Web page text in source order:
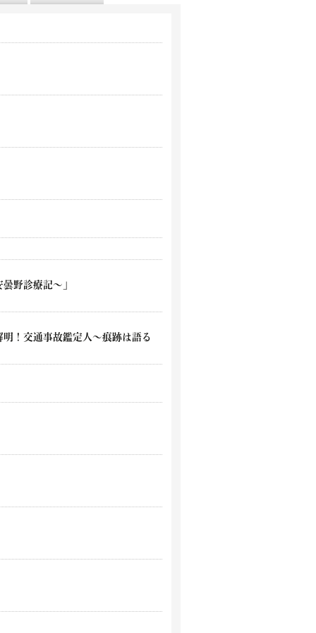
野診療記～」
！交通事故鑑定人～痕跡は語る